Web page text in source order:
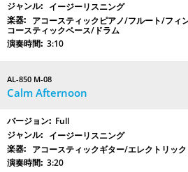
イージーリスニング
アコースティックピアノ/フルート/フィ
コースティックベース/ドラム
3:10
AL-850 M-08
Calm Afternoon
Full
イージーリスニング
アコースティックギター/エレクトリッ
3:20